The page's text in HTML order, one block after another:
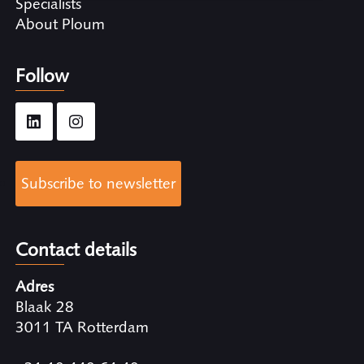
About Ploum
Follow
Subscribe to newsletter
Contact details
Adres
Blaak 28
3011 TA Rotterdam